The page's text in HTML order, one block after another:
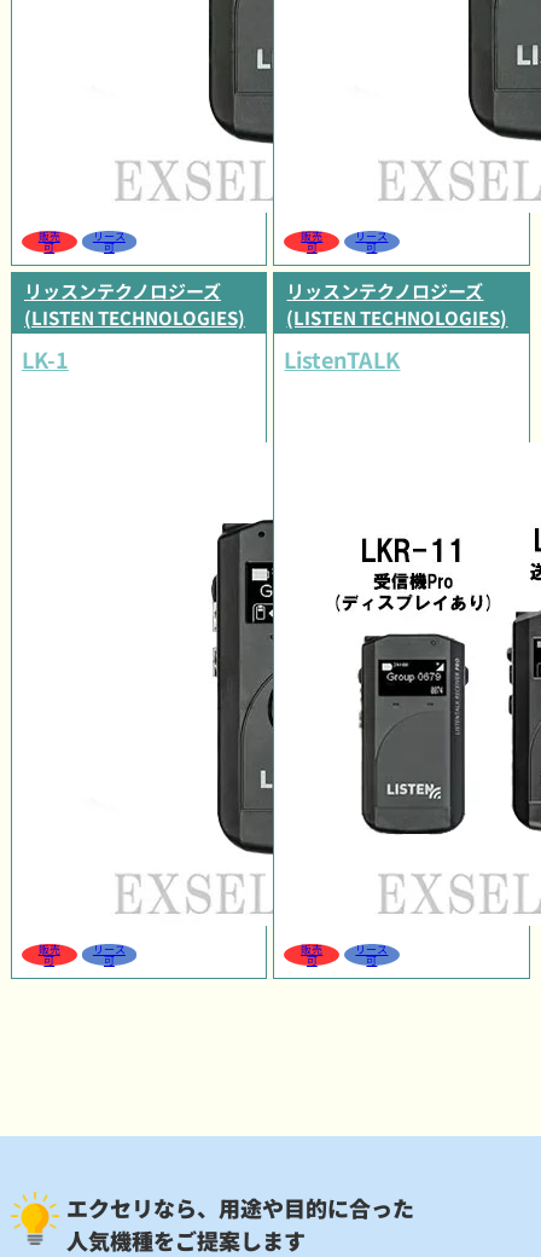
販売
可
リース
可
販売
可
リース
可
リッスンテクノロジーズ
(LISTEN TECHNOLOGIES)
LK-1
販売
可
リース
可
リッスンテクノロジーズ
(LISTEN TECHNOLOGIES)
ListenTALK
販売
可
リース
可
エクセリなら、用途や目的に合った
人気機種をご提案します